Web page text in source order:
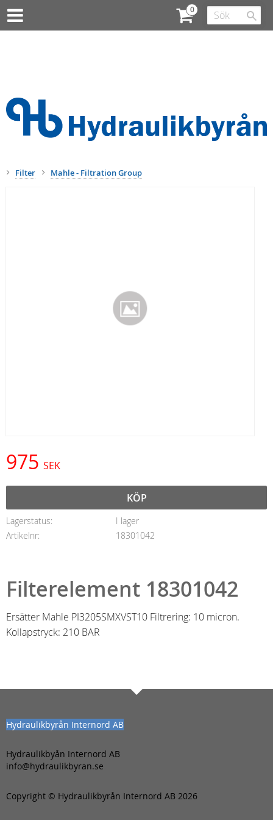
Filter Mahle - Filtration Group
975 SEK
KÖP
Lagerstatus
I lager
Artikelnr
18301042
Filterelement 18301042
Ersätter Mahle PI3205SMXVST10 Filtrering: 10 micron.
Kollapstryck: 210 BAR
Hydraulikbyrån Internord AB
Hydraulikbyån Internord AB
info@hydraulikbyran.se
Copyright © Hydraulikbyrån Internord AB 2026